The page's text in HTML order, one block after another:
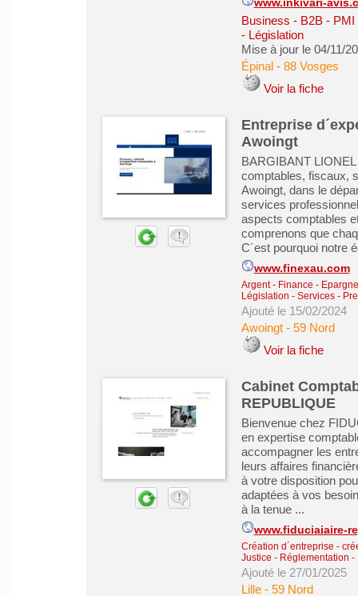
www.inkivari-
Business - B2B - PMI
- Législation
Mise à jour le 04/11/
Épinal- 88 Vosges
Voir la fiche
Entreprise
Awoingt
BARGIBANT
comptables, fiscaux,
Awoingt, dans le
services
aspects comptables
comprenons que
C´est pourquoi notre
www.finexau.com
Argent - Finance -
Législation - Services -
Ajouté le 15/02/2024
Awoingt- 59 Nord
Voir la fiche
Cabinet
REPUBLIQUE
Bienvenue chez
en expertise
accompagner les
leurs affaires
à votre disposition
adaptées à vos
à la tenue ...
www.fiduciaiaire-
Création d´entreprise -
Justice - Réglementation -
Ajouté le 27/01/2025
Lille- 59 Nord